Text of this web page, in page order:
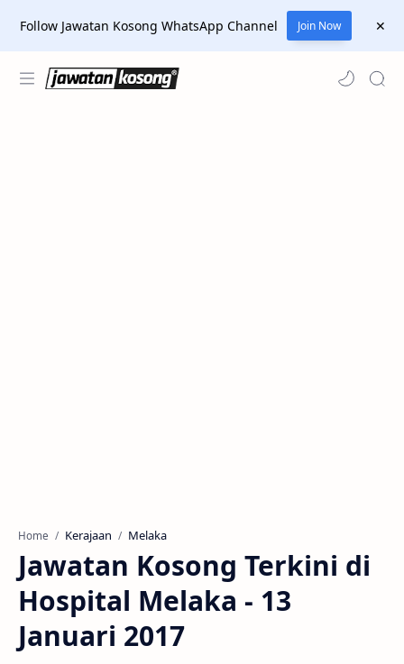
Follow Jawatan Kosong WhatsApp Channel Join Now
Home Kerajaan Melaka
Jawatan Kosong Terkini di
Hospital Melaka - 13
Januari 2017